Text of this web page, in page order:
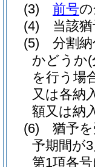
(3)
前号
(4)
当該
(5)
分割
かどうか
を行う場
又は各納
額又は納
(6)
猶予
予期間が
第1項各